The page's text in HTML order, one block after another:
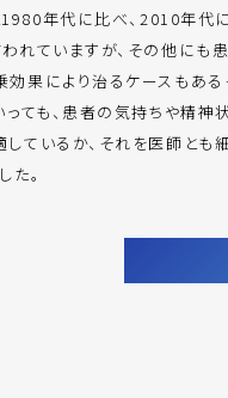
年代に比べ、2010年代
れていますが、その他にも
果により治るケースもある
ても、患者の気持ちや精神
ているか、それを医師とも
た。